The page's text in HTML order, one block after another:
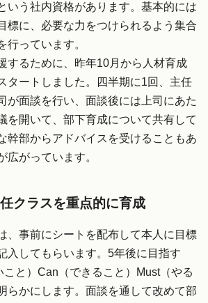
いう社内資格があります。基本的には
標に、必要な力をつけられるよう集合
行っています。
するために、昨年10月から人材育成
タートしました。四半期に1回、主任
が面談を行い、面談後には上司にあた
を開いて、部下育成について共有して
幹部からアドバイスを受けることもあ
広がっています。
クラスを重点的に育成
、事前にシートを配布して本人に目標
入してもらいます。5年後に目指す
と）Can（できること）Must（やる
らかにします。面談を通して改めて部